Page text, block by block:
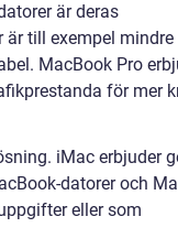
är deras
till exempel mindre
MacBook Pro
för mer
iMac erbjuder
datorer och
eller som